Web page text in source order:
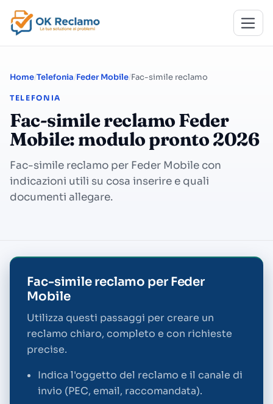
Home Telefonia Feder Mobile Fac-simile reclamo
TELEFONIA
Fac-simile reclamo Feder
Mobile: modulo pronto 2026
Fac-simile reclamo per Feder Mobile con
indicazioni utili su cosa inserire e quali
documenti allegare.
Fac-simile reclamo per Feder
Mobile
Utilizza questi passaggi per creare un
reclamo chiaro, completo e con richieste
precise.
Indica l'oggetto del reclamo e il canale di
invio (PEC, email, raccomandata).